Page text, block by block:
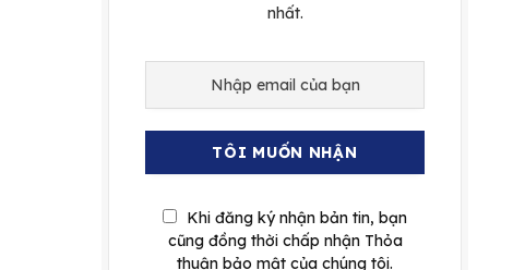
nhất.
Khi đăng ký nhận bản tin, bạn
cũng đồng thời chấp nhận Thỏa
thuận bảo mật của chúng tôi.